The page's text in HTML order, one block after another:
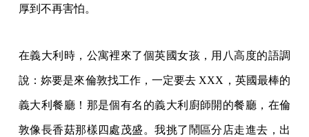
厚到不再害怕。
在義大利時，公寓裡來了個英國女孩，用八高度的語調
說：妳要是來倫敦找工作，一定要去 XXX，英國最棒的
義大利餐廳！那是個有名的義大利廚師開的餐廳，在倫
敦像長香菇那樣四處茂盛。我挑了鬧區分店走進去，出